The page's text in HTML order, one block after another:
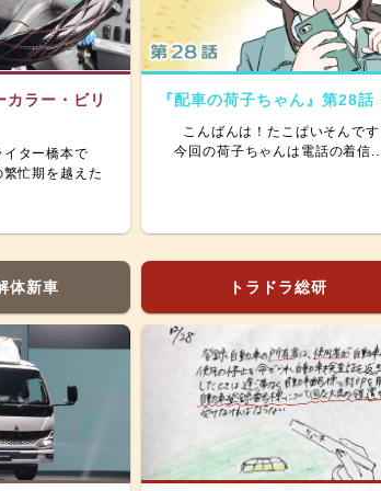
カラー・ビリ
ター橋本で
忙期を越えた
『配車の荷子ちゃん』第28話
こんばんは！たこぱいそんです
今回の荷子ちゃんは電話の着信
体新車 トラドラ総研